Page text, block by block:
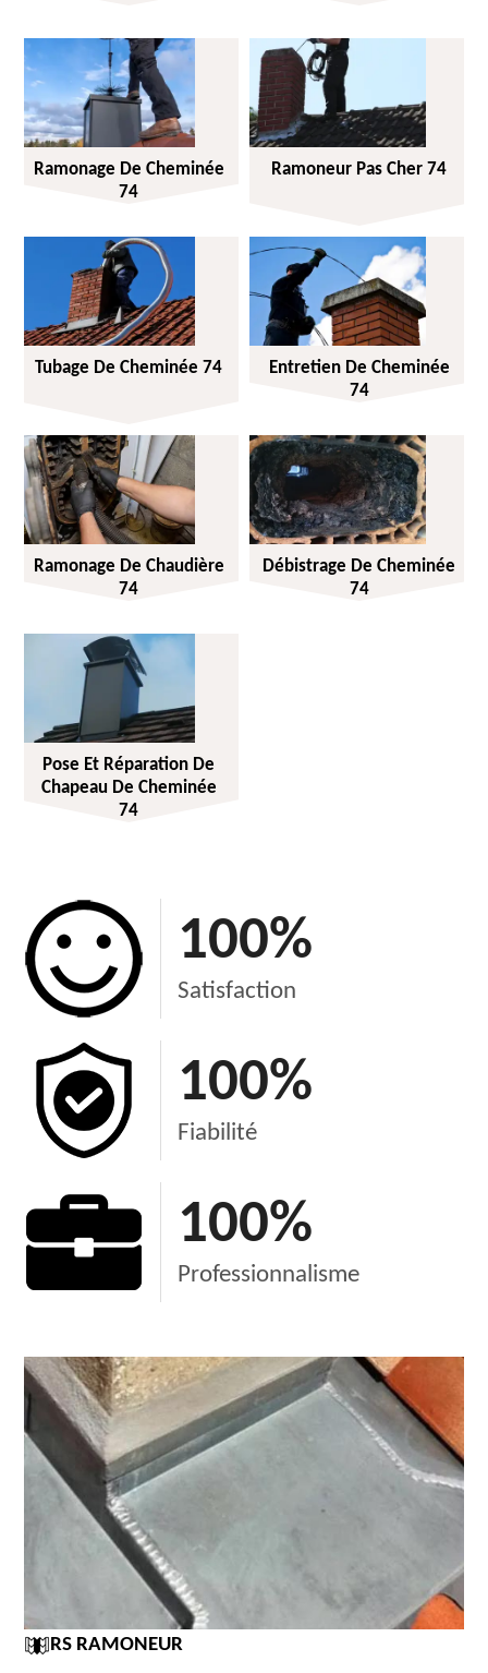
Ramonage De Cheminée
74
Ramoneur Pas Cher 74
Tubage De Cheminée 74
Entretien De Cheminée
74
Ramonage De Chaudière
74
Débistrage De Cheminée
74
Pose Et Réparation De
Chapeau De Cheminée
74
100%
Satisfaction
100%
Fiabilité
100%
Professionnalisme
RS RAMONEUR